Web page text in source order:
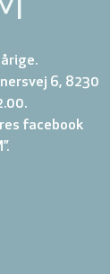
6, 8230
facebook